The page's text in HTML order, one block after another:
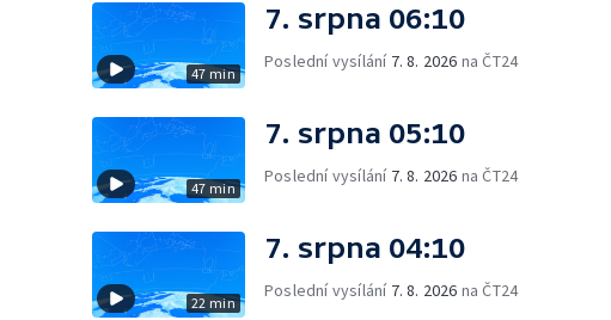
47 min
7. srpna 06:10
Poslední vysílání 7. 8. 2026 na ČT24
47 min
7. srpna 05:10
Poslední vysílání 7. 8. 2026 na ČT24
22 min
7. srpna 04:10
Poslední vysílání 7. 8. 2026 na ČT24